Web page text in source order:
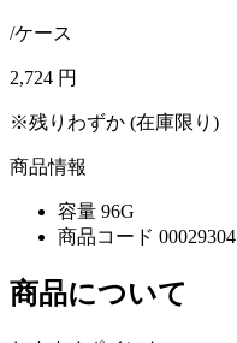
/ケース
2,724 円
※残りわずか (在庫限り)
商品情報
容量 96G
商品コード 00029304
商品について